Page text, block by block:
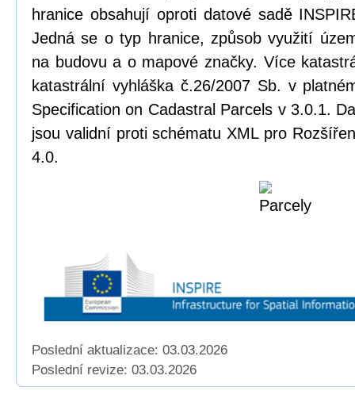
hranice obsahují oproti datové sadě
Jedná se o typ hranice, způsob využití
na budovu a o mapové značky. Více
katastrální vyhláška č.26/2007 Sb. v
Specification on Cadastral Parcels v 3.0.1.
jsou validní proti schématu XML pro
4.0.
Poslední aktualizace: 03.03.2026
Poslední revize: 03.03.2026